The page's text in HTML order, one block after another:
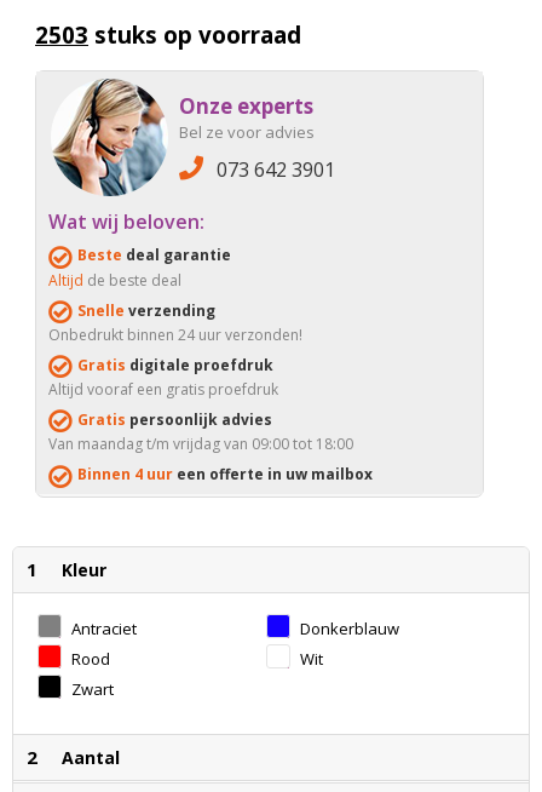
2503 stuks op voorraad
Onze experts
Bel ze voor advies
073 642 3901
Wat wij beloven:
Beste deal garantie
Altijd de beste deal
Snelle verzending
Onbedrukt binnen 24 uur verzonden!
Gratis digitale proefdruk
Altijd vooraf een gratis proefdruk
Gratis persoonlijk advies
Van maandag t/m vrijdag van 09:00 tot 18:00
Binnen 4 uur een offerte in uw mailbox
1 Kleur
Antraciet
Donkerblauw
Rood
Wit
Zwart
2 Aantal